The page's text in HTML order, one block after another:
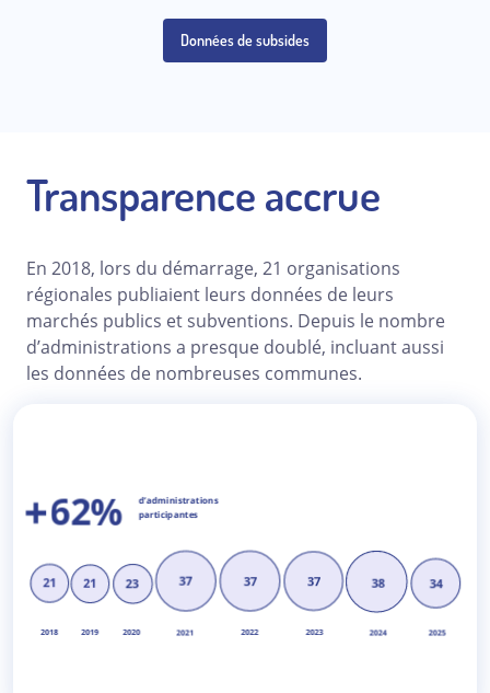
Données de subsides
Transparence accrue
En 2018, lors du démarrage, 21 organisations
régionales publiaient leurs données de leurs
marchés publics et subventions. Depuis le nombre
d’administrations a presque doublé, incluant aussi
les données de nombreuses communes.